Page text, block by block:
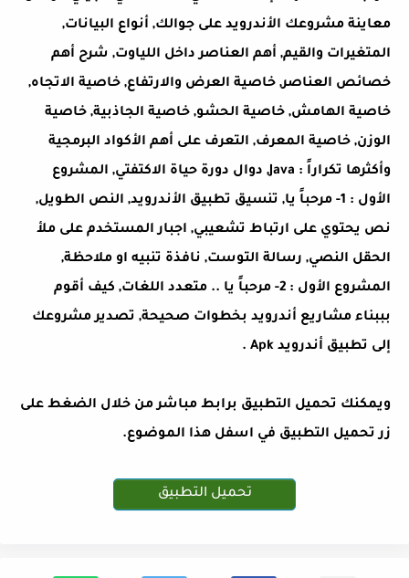
معاينة مشروعك الأندرويد على جوالك, أنواع البيانات,
المتغيرات والقيم, أهم العناصر داخل اللياوت, شرح أهم
خصائص العناصر, خاصية العرض والارتفاع, خاصية الاتجاه,
خاصية الهامش, خاصية الحشو, خاصية الجاذبية, خاصية
الوزن, خاصية المعرف, التعرف على أهم الأكواد البرمجية
وأكثرها تكراراً : Java, دوال دورة حياة الاكتفتي, المشروع
الأول : 1- مرحباً يا, تنسيق تطبيق الأندرويد, النص الطويل,
نص يحتوي على ارتباط تشعيبي, اجبار المستخدم على ملأ
الحقل النصي, رسالة التوست, نافذة تنبيه او ملاحظة,
المشروع الأول : 2- مرحباً يا .. متعدد اللغات, كيف أقوم
بببناء مشاريع أندرويد بخطوات صحيحة, تصدير مشروعك
إلى تطبيق أندرويد Apk .
ويمكنك تحميل التطبيق برابط مباشر من خلال الضغط على
زر تحميل التطبيق في اسفل هذا الموضوع.
تحميل التطبيق